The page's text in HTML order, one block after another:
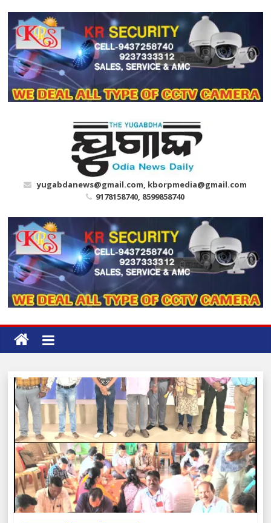
content
yugabdanews@gmail.com, kborpmedia@gmail.com
9178158740, 8599858740